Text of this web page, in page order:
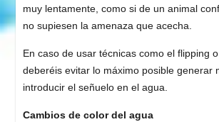
muy lentamente, como si de un animal
no supiesen la amenaza que acecha.
En caso de usar técnicas como el flipping o
deberéis evitar lo máximo posible generar
introducir el señuelo en el agua.
Cambios de color del agua